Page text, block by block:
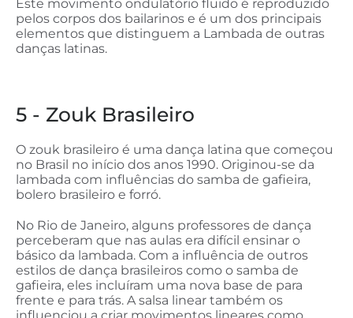
Este movimento ondulatório fluido é reproduzido
pelos corpos dos bailarinos e é um dos principais
elementos que distinguem a Lambada de outras
danças latinas.
5 - Zouk Brasileiro
O zouk brasileiro é uma dança latina que começou
no Brasil no início dos anos 1990. Originou-se da
lambada com influências do samba de gafieira,
bolero brasileiro e forró.
No Rio de Janeiro, alguns professores de dança
perceberam que nas aulas era difícil ensinar o
básico da lambada. Com a influência de outros
estilos de dança brasileiros como o samba de
gafieira, eles incluíram uma nova base de para
frente e para trás. A salsa linear também os
influenciou a criar movimentos lineares como